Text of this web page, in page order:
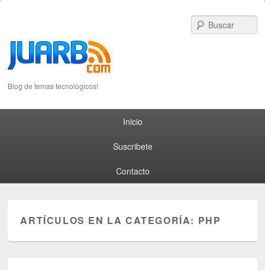
Blog de temas tecnologicos!
Inicio
Suscribete
Contacto
ARTÍCULOS EN LA CATEGORÍA: PHP